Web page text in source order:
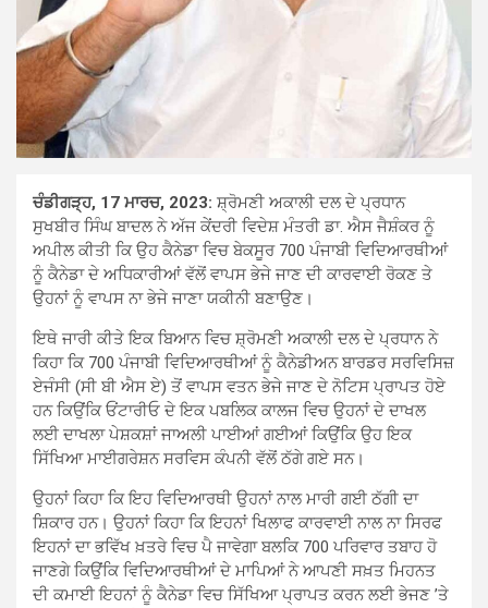
ਚੰਡੀਗੜ੍ਹ, 17 ਮਾਰਚ, 2023: ਸ਼੍ਰੋਮਣੀ ਅਕਾਲੀ ਦਲ ਦੇ ਪ੍ਰਧਾਨ
ਸੁਖਬੀਰ ਸਿੰਘ ਬਾਦਲ ਨੇ ਅੱਜ ਕੇਂਦਰੀ ਵਿਦੇਸ਼ ਮੰਤਰੀ ਡਾ. ਐਸ ਜੈਸ਼ੰਕਰ ਨੂੰ
ਅਪੀਲ ਕੀਤੀ ਕਿ ਉਹ ਕੈਨੇਡਾ ਵਿਚ ਬੇਕਸੂਰ 700 ਪੰਜਾਬੀ ਵਿਦਿਆਰਥੀਆਂ
ਨੂੰ ਕੈਨੇਡਾ ਦੇ ਅਧਿਕਾਰੀਆਂ ਵੱਲੋਂ ਵਾਪਸ ਭੇਜੇ ਜਾਣ ਦੀ ਕਾਰਵਾਈ ਰੋਕਣ ਤੇ
ਉਹਨਾਂ ਨੂੰ ਵਾਪਸ ਨਾ ਭੇਜੇ ਜਾਣਾ ਯਕੀਨੀ ਬਣਾਉਣ।
ਇਥੇ ਜਾਰੀ ਕੀਤੇ ਇਕ ਬਿਆਨ ਵਿਚ ਸ਼੍ਰੋਮਣੀ ਅਕਾਲੀ ਦਲ ਦੇ ਪ੍ਰਧਾਨ ਨੇ
ਕਿਹਾ ਕਿ 700 ਪੰਜਾਬੀ ਵਿਦਿਆਰਥੀਆਂ ਨੂੰ ਕੈਨੇਡੀਅਨ ਬਾਰਡਰ ਸਰਵਿਸਿਜ਼
ਏਜੰਸੀ (ਸੀ ਬੀ ਐਸ ਏ) ਤੋਂ ਵਾਪਸ ਵਤਨ ਭੇਜੇ ਜਾਣ ਦੇ ਨੋਟਿਸ ਪ੍ਰਾਪਤ ਹੋਏ
ਹਨ ਕਿਉਂਕਿ ਓਂਟਾਰੀਓ ਦੇ ਇਕ ਪਬਲਿਕ ਕਾਲਜ ਵਿਚ ਉਹਨਾਂ ਦੇ ਦਾਖਲ
ਲਈ ਦਾਖਲਾ ਪੇਸ਼ਕਸ਼ਾਂ ਜਾਅਲੀ ਪਾਈਆਂ ਗਈਆਂ ਕਿਉਂਕਿ ਉਹ ਇਕ
ਸਿੱਖਿਆ ਮਾਈਗਰੇਸ਼ਨ ਸਰਵਿਸ ਕੰਪਨੀ ਵੱਲੋਂ ਠੱਗੇ ਗਏ ਸਨ।
ਉਹਨਾਂ ਕਿਹਾ ਕਿ ਇਹ ਵਿਦਿਆਰਥੀ ਉਹਨਾਂ ਨਾਲ ਮਾਰੀ ਗਈ ਠੱਗੀ ਦਾ
ਸ਼ਿਕਾਰ ਹਨ। ਉਹਨਾਂ ਕਿਹਾ ਕਿ ਇਹਨਾਂ ਖਿਲਾਫ ਕਾਰਵਾਈ ਨਾਲ ਨਾ ਸਿਰਫ
ਇਹਨਾਂ ਦਾ ਭਵਿੱਖ ਖ਼ਤਰੇ ਵਿਚ ਪੈ ਜਾਵੇਗਾ ਬਲਕਿ 700 ਪਰਿਵਾਰ ਤਬਾਹ ਹੋ
ਜਾਣਗੇ ਕਿਉਂਕਿ ਵਿਦਿਆਰਥੀਆਂ ਦੇ ਮਾਪਿਆਂ ਨੇ ਆਪਣੀ ਸਖ਼ਤ ਮਿਹਨਤ
ਦੀ ਕਮਾਈ ਇਹਨਾਂ ਨੂੰ ਕੈਨੇਡਾ ਵਿਚ ਸਿੱਖਿਆ ਪ੍ਰਾਪਤ ਕਰਨ ਲਈ ਭੇਜਣ ’ਤੇ